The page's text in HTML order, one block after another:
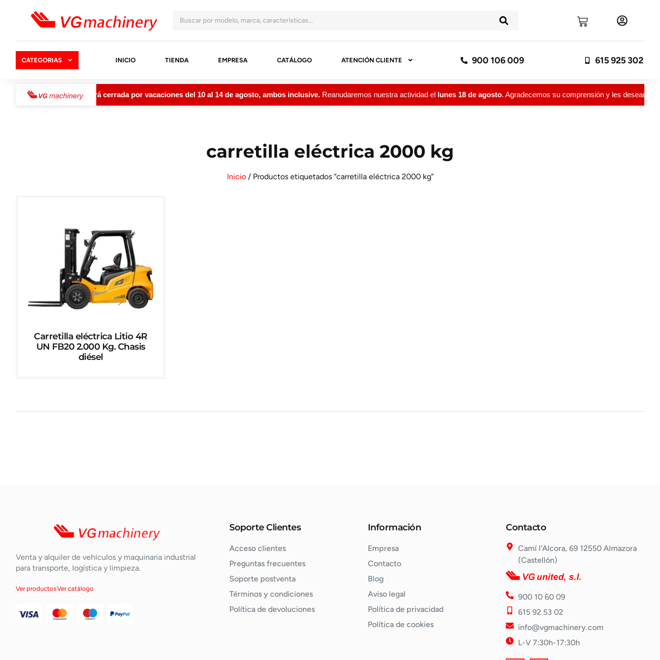
CATEGORIAS INICIO TIENDA EMPRESA CATÁLOGO ATENCIÓN CLIENTE 900 106 009 615 925 302
VGMachinery permanecerá cerrada por vacaciones del 10 al 14 de agosto, ambos inclusive.Reanudaremos nuestra actividad el lunes 18 de agosto. Agradecemos su comprensión y les deseamos
carretilla eléctrica 2000 kg
Inicio/ Productos etiquetados “carretilla eléctrica 2000 kg”
Carretilla eléctrica Litio 4R
UN FB20 2.000 Kg. Chasis
diésel
Venta y alquiler de vehículos y maquinaria industrial
para transporte, logística y limpieza.
Ver productosVer catálogo
Soporte Clientes
Acceso clientes
Preguntas frecuentes
Soporte postventa
Términos y condiciones
Política de devoluciones
Información
Empresa
Contacto
Blog
Aviso legal
Política de privacidad
Política de cookies
Contacto
Camí l'Alcora, 69 12550 Almazora
(Castellón)
900 10 60 09
615 92 53 02
info@vgmachinery.com
L-V 7:30h-17:30h